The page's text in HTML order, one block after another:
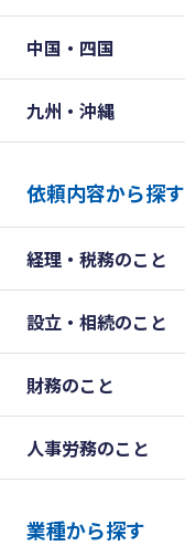
中国・四国
九州・沖縄
依頼内容から探す
経理・税務のこと
設立・相続のこと
財務のこと
人事労務のこと
業種から探す